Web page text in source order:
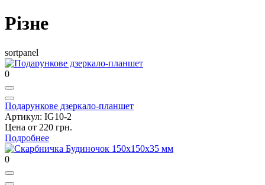
Різне
sortpanel
0
Подарункове дзеркало-планшет
Артикул: IG10-2
Цена от 220 грн.
Подробнее
0